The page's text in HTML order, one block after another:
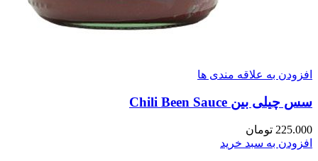
افزودن به علاقه مندی ها
سس چیلی بین Chili Been Sauce
225.000 تومان
افزودن به سبد خرید